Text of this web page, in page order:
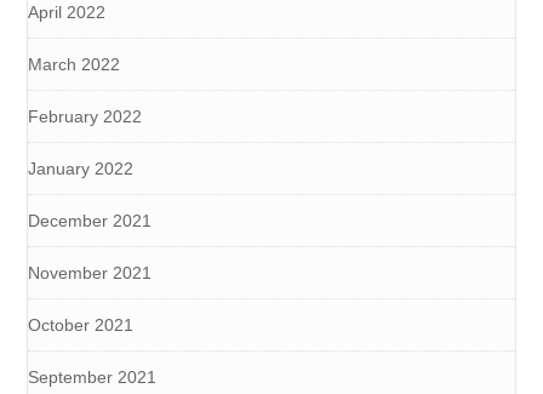
April 2022
March 2022
February 2022
January 2022
December 2021
November 2021
October 2021
September 2021